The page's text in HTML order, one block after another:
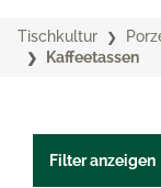
Tischkultur
Kaffeetassen
Filter anzeigen